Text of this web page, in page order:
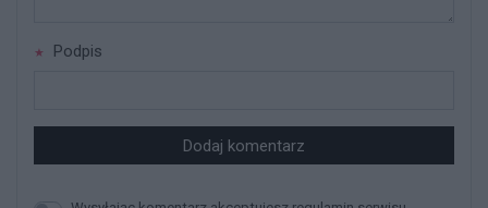
Podpis
Dodaj komentarz